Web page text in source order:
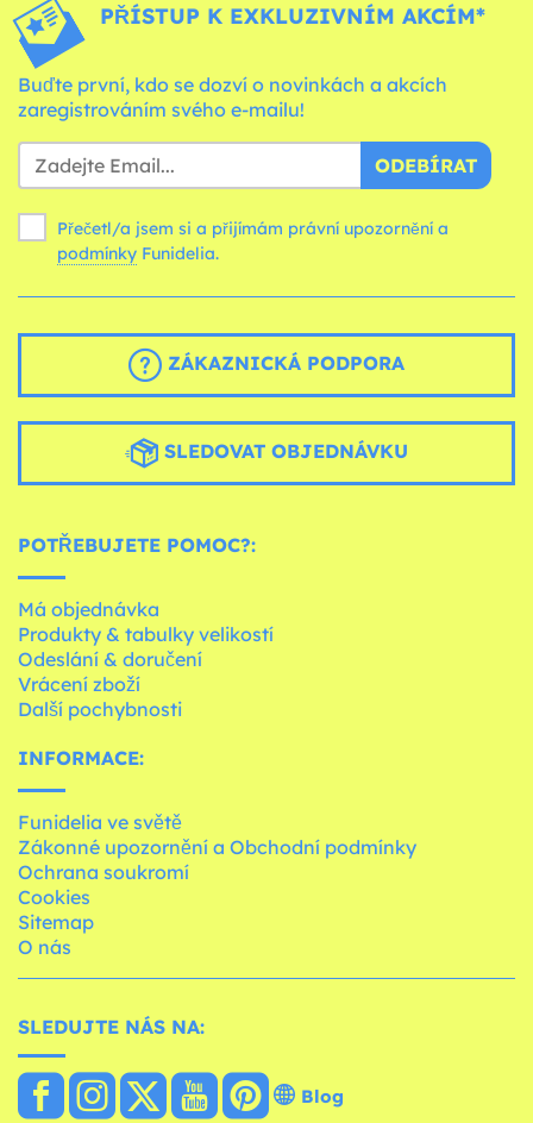
PŘÍSTUP K EXKLUZIVNÍM AKCÍM*
Buďte první, kdo se dozví o novinkách a akcích
zaregistrováním svého e-mailu!
ODEBÍRAT
Přečetl/a jsem si a přijímám právní upozornění a
podmínky Funidelia.
ZÁKAZNICKÁ PODPORA
SLEDOVAT OBJEDNÁVKU
POTŘEBUJETE POMOC?:
Má objednávka
Produkty & tabulky velikostí
Odeslání & doručení
Vrácení zboží
Další pochybnosti
INFORMACE:
Funidelia ve světě
Zákonné upozornění a Obchodní podmínky
Ochrana soukromí
Cookies
Sitemap
O nás
SLEDUJTE NÁS NA:
Blog